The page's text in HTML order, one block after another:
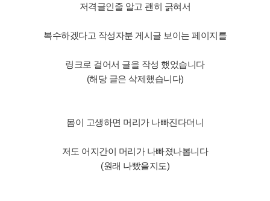
저격글인줄 알고 괜히 긁혀서
복수하겠다고 작성자분 게시글 보이는 페이지를
링크로 걸어서 글을 작성 했었습니다
(해당 글은 삭제했습니다)
몸이 고생하면 머리가 나빠진다더니
저도 어지간이 머리가 나빠졌나봅니다
(원래 나빴을지도)